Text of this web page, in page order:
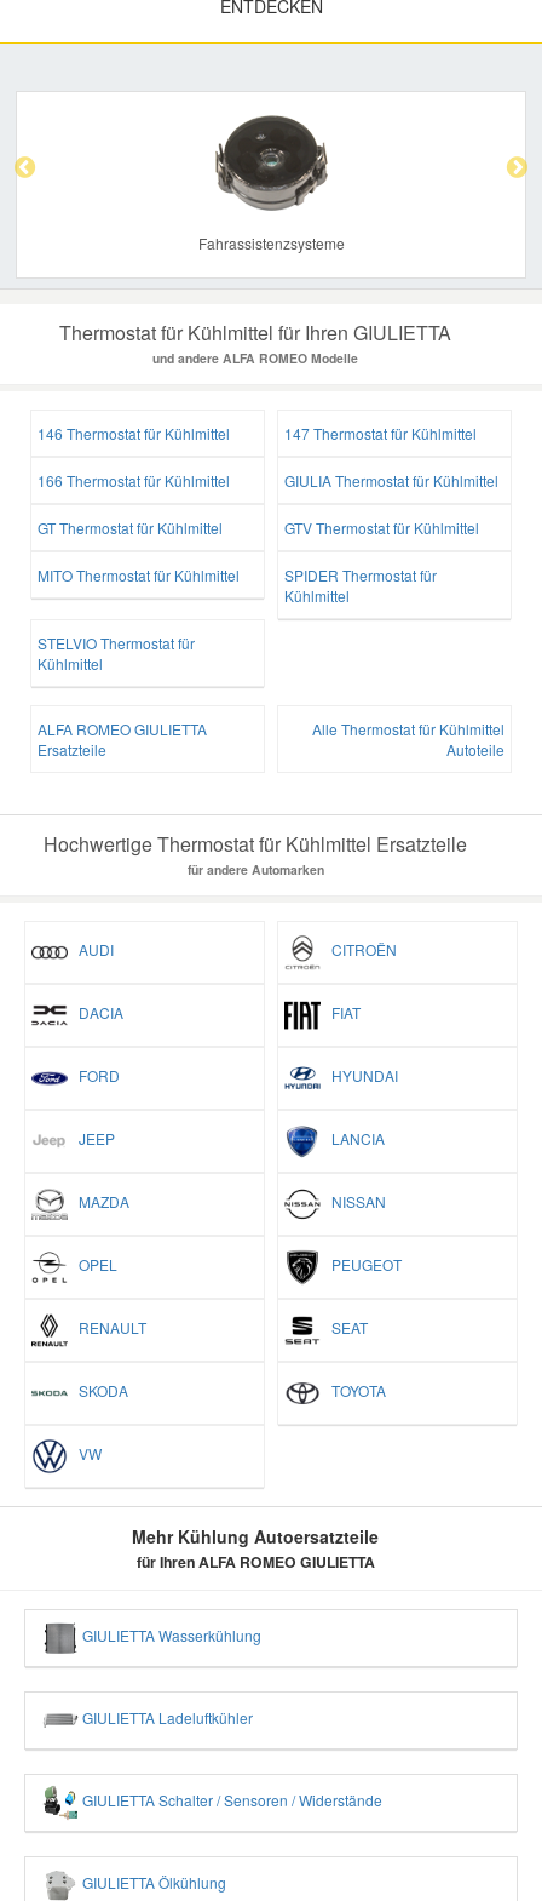
ENTDECKEN
Fahrassistenzsysteme
Thermostat für Kühlmittel für Ihren GIULIETTA
und andere ALFA ROMEO Modelle
146 Thermostat für Kühlmittel 147 Thermostat für Kühlmittel
166 Thermostat für Kühlmittel GIULIA Thermostat für Kühlmittel
GT Thermostat für Kühlmittel GTV Thermostat für Kühlmittel
MITO Thermostat für Kühlmittel
SPIDER Thermostat für
Kühlmittel
STELVIO Thermostat für
Kühlmittel
ALFA ROMEO GIULIETTA
Ersatzteile
Alle Thermostat für Kühlmittel
Autoteile
Hochwertige Thermostat für Kühlmittel Ersatzteile
für andere Automarken
AUDI CITROËN
DACIA FIAT
FORD HYUNDAI
JEEP LANCIA
MAZDA NISSAN
OPEL PEUGEOT
RENAULT SEAT
SKODA TOYOTA
VW
Mehr Kühlung Autoersatzteile
für Ihren ALFA ROMEO GIULIETTA
GIULIETTA Wasserkühlung
GIULIETTA Ladeluftkühler
GIULIETTA Schalter / Sensoren / Widerstände
GIULIETTA Ölkühlung